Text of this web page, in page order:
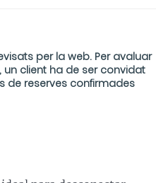
per la web. Per avaluar
client ha de ser convidat
de reserves confirmades